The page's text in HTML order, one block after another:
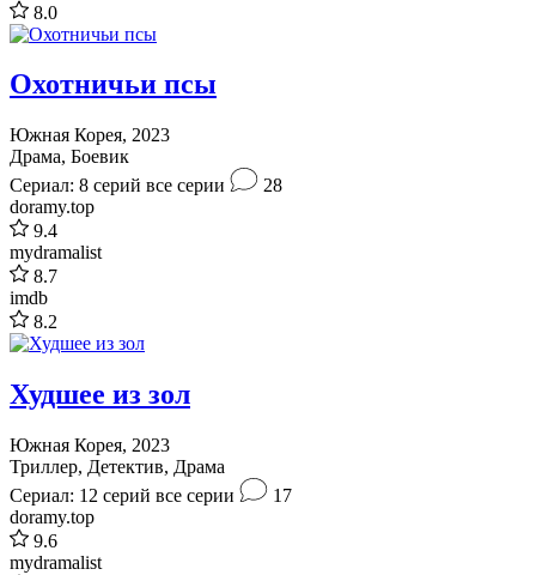
8.0
Охотничьи псы
Южная Корея, 2023
Драма, Боевик
Сериал: 8 серий все серии
28
doramy.top
9.4
mydramalist
8.7
imdb
8.2
Худшее из зол
Южная Корея, 2023
Триллер, Детектив, Драма
Сериал: 12 серий все серии
17
doramy.top
9.6
mydramalist